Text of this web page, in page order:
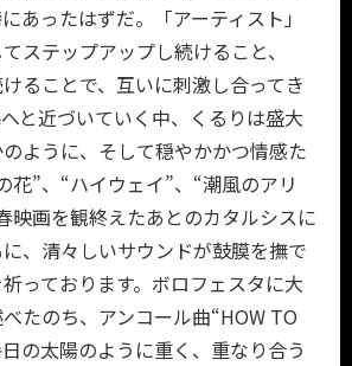
あったはずだ。「アーティスト」
ステップアップし続けること、
けることで、互いに刺激し合ってき
と近づいていく中、くるりは盛大
ように、そして穏やかかつ情感た
花”、“ハイウェイ”、“潮風のアリ
映画を観終えたあとのカタルシスに
、清々しいサウンドが鼓膜を撫で
っております。ボロフェスタに大
たのち、アンコール曲“HOW TO
の太陽のように重く、重なり合う